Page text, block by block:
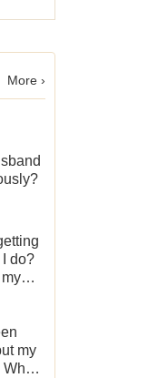
More ›
do?
my
Why